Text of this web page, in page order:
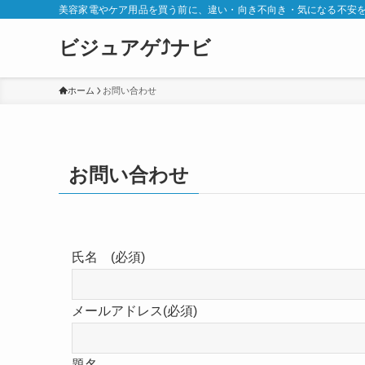
美容家電やケア用品を買う前に、違い・向き不向き・気になる不安
ビジュアゲ⤴ナビ
ホーム お問い合わせ
お問い合わせ
氏名 (必須)
メールアドレス(必須)